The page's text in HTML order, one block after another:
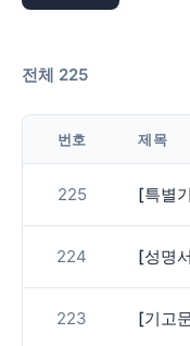
전체 225
번호 제목
225 [특별
224 [성명
223 [기고